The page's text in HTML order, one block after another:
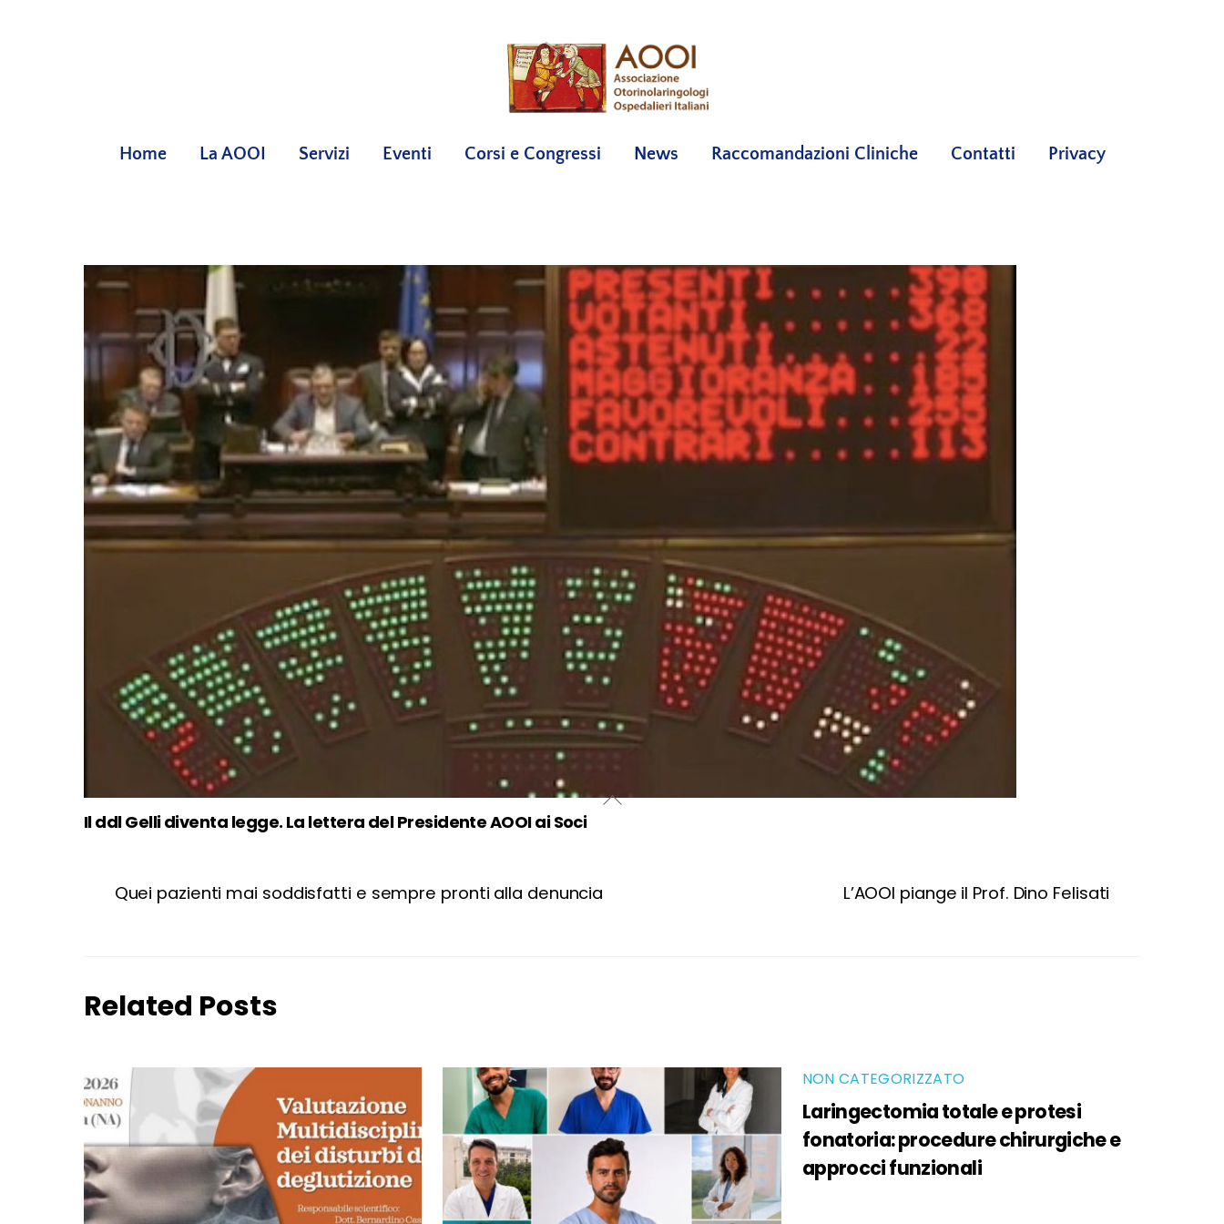
Home La AOOI Servizi Eventi Corsi e Congressi News Raccomandazioni Cliniche Contatti Privacy
Il ddl Gelli diventa legge. La lettera del Presidente AOOI ai Soci
Quei pazienti mai soddisfatti e sempre pronti alla denuncia L’AOOI piange il Prof. Dino Felisati
Related Posts
NON CATEGORIZZATO
Laringectomia totale e protesi
fonatoria: procedure chirurgiche e
approcci funzionali